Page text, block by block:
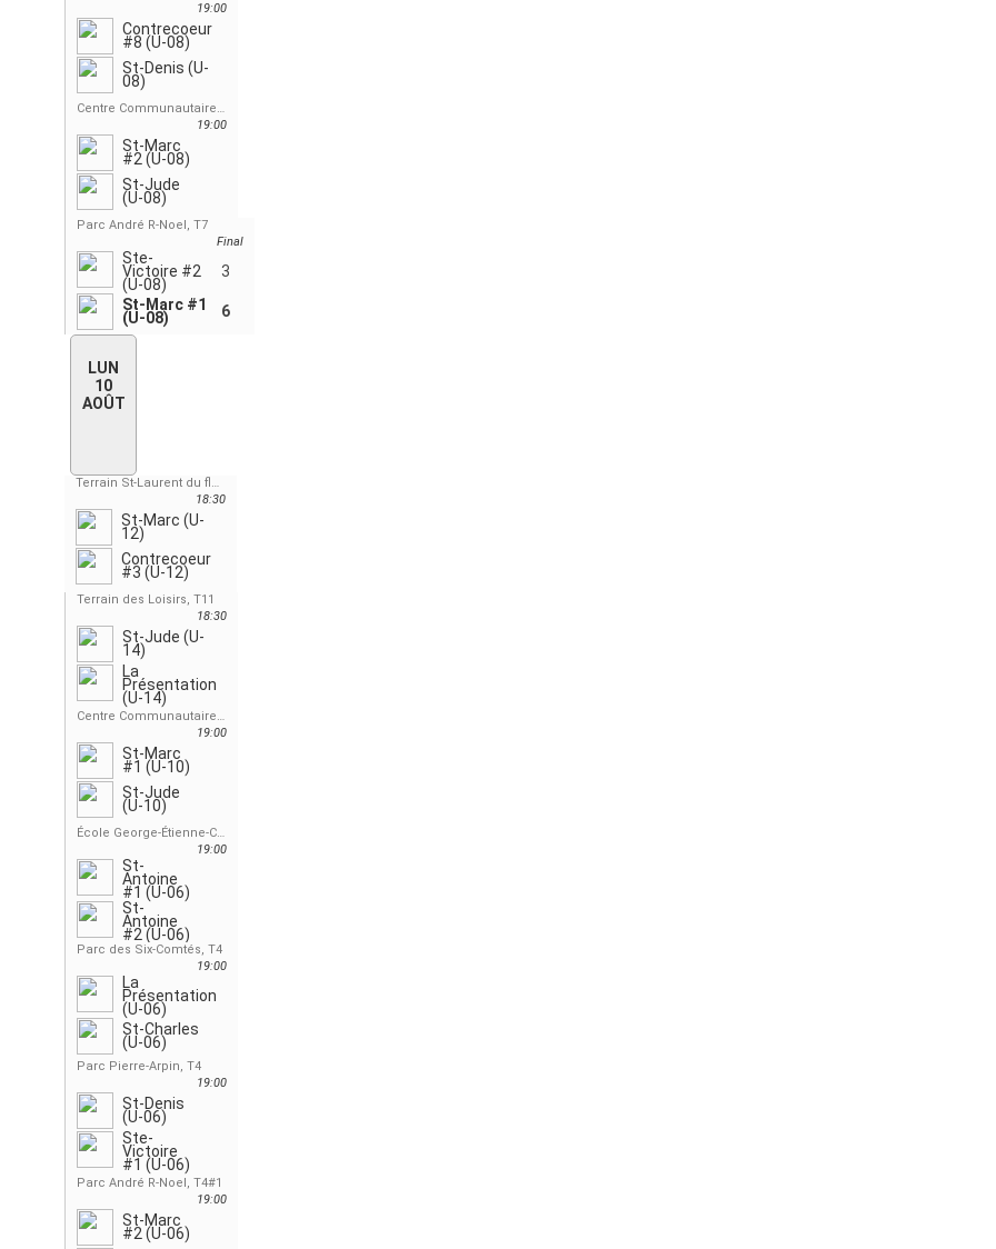
19:00
Contrecoeur
#8 (U-08)
St-Denis (U-
08)
Centre Communautaire, St-Jude, T7
19:00
St-Marc
#2 (U-08)
St-Jude
(U-08)
Parc André R-Noel, T7
Final
Ste-
Victoire #2
(U-08)
3
St-Marc #1
(U-08) 6
LUN
10
AOÛT
Terrain St-Laurent du fleuve, T-11
18:30
St-Marc (U-
12)
Contrecoeur
#3 (U-12)
Terrain des Loisirs, T11
18:30
St-Jude (U-
14)
La
Présentation
(U-14)
Centre Communautaire, St-Jude, T7
19:00
St-Marc
#1 (U-10)
St-Jude
(U-10)
École George-Étienne-Cartier, T4
19:00
St-
Antoine
#1 (U-06)
St-
Antoine
#2 (U-06)
Parc des Six-Comtés, T4
19:00
La
Présentation
(U-06)
St-Charles
(U-06)
Parc Pierre-Arpin, T4
19:00
St-Denis
(U-06)
Ste-
Victoire
#1 (U-06)
Parc André R-Noel, T4#1
19:00
St-Marc
#2 (U-06)